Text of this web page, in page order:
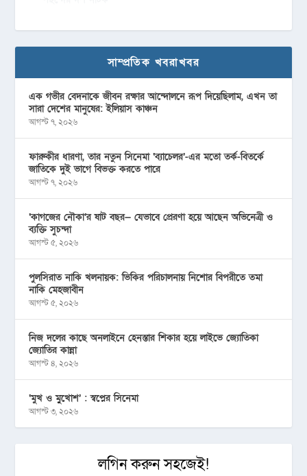
সাম্প্রতিক খবরাখবর
এক গভীর বেদনাকে জীবন রক্ষার আন্দোলনে রূপ দিয়েছিলাম, এখন তা
সারা দেশের মানুষের: ইলিয়াস কাঞ্চন
আগস্ট ৭, ২০২৬
ফারুকীর ধারণা, তার নতুন সিনেমা ‘ব্যাচেলর’-এর মতো তর্ক-বিতর্কে
জাতিকে দুই ভাগে বিভক্ত করতে পারে
আগস্ট ৭, ২০২৬
‘কাগজের নৌকা’র ষাট বছর— যেভাবে প্রেরণা হয়ে আছেন অভিনেত্রী ও
ব্যক্তি সুচন্দা
আগস্ট ৫, ২০২৬
পুলসিরাত নাকি খলনায়ক: ভিকির পরিচালনায় নিশোর বিপরীতে তমা
নাকি মেহজাবীন
আগস্ট ৫, ২০২৬
নিজ দলের কাছে অনলাইনে হেনস্তার শিকার হয়ে লাইভে জ্যোতিকা
জ্যোতির কান্না
আগস্ট ৪, ২০২৬
‘মুখ ও মু্খোশ’ : স্বপ্নের সিনেমা
আগস্ট ৩, ২০২৬
লগিন করুন সহজেই!